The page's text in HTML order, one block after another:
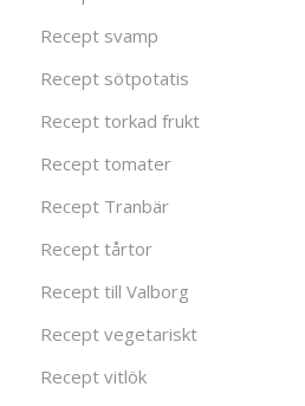
Recept svamp
Recept sötpotatis
Recept torkad frukt
Recept tomater
Recept Tranbär
Recept tårtor
Recept till Valborg
Recept vegetariskt
Recept vitlök